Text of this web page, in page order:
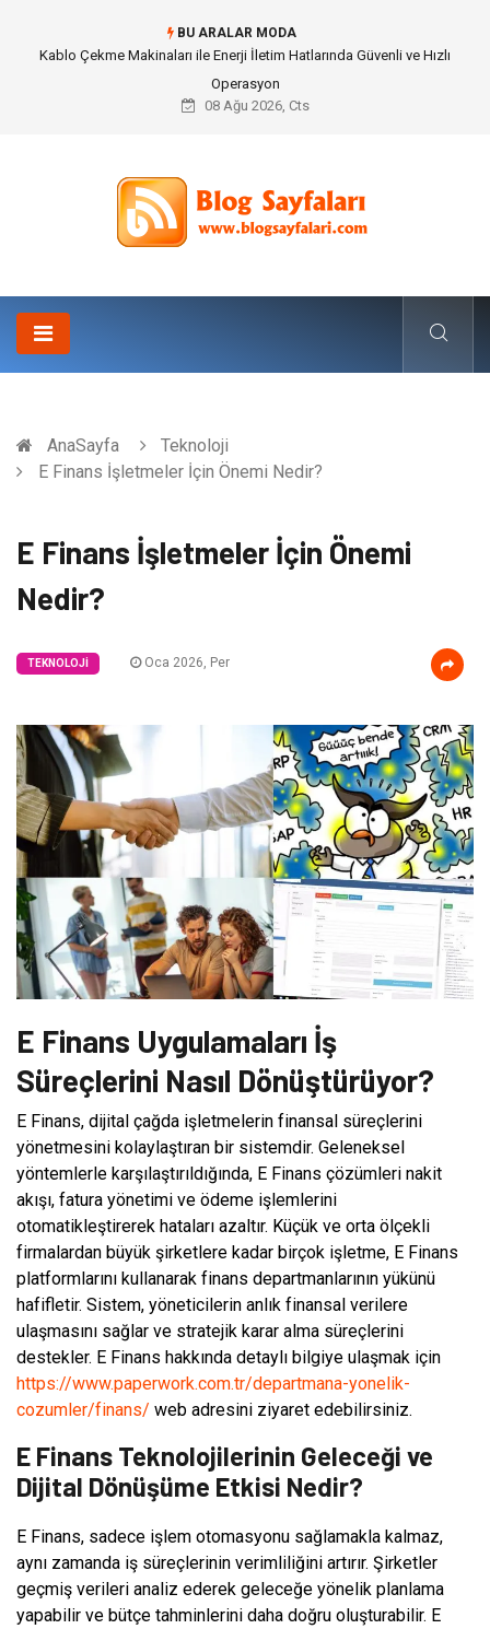
BU ARALAR MODA
Kablo Çekme Makinaları ile Enerji İletim Hatlarında Güvenli ve Hızlı
Operasyon
08 Ağu 2026, Cts
AnaSayfa
Teknoloji
E Finans İşletmeler İçin Önemi Nedir?
E Finans İşletmeler İçin Önemi
Nedir?
TEKNOLOJI Oca 2026, Per
E Finans Uygulamaları İş
Süreçlerini Nasıl Dönüştürüyor?
E Finans, dijital çağda işletmelerin finansal süreçlerini
yönetmesini kolaylaştıran bir sistemdir. Geleneksel
yöntemlerle karşılaştırıldığında, E Finans çözümleri nakit
akışı, fatura yönetimi ve ödeme işlemlerini
otomatikleştirerek hataları azaltır. Küçük ve orta ölçekli
firmalardan büyük şirketlere kadar birçok işletme, E Finans
platformlarını kullanarak finans departmanlarının yükünü
hafifletir. Sistem, yöneticilerin anlık finansal verilere
ulaşmasını sağlar ve stratejik karar alma süreçlerini
destekler. E Finans hakkında detaylı bilgiye ulaşmak için
https://www.paperwork.com.tr/departmana-yonelik-
cozumler/finans/ web adresini ziyaret edebilirsiniz.
E Finans Teknolojilerinin Geleceği ve
Dijital Dönüşüme Etkisi Nedir?
E Finans, sadece işlem otomasyonu sağlamakla kalmaz,
aynı zamanda iş süreçlerinin verimliliğini artırır. Şirketler
geçmiş verileri analiz ederek geleceğe yönelik planlama
yapabilir ve bütçe tahminlerini daha doğru oluşturabilir. E